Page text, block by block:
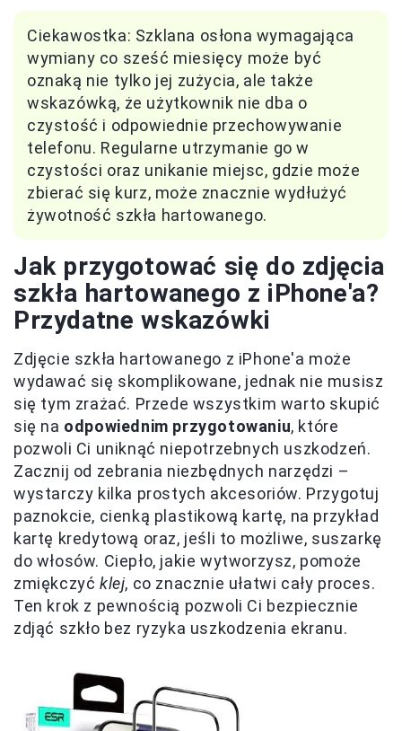
Ciekawostka: Szklana osłona wymagająca
wymiany co sześć miesięcy może być
oznaką nie tylko jej zużycia, ale także
wskazówką, że użytkownik nie dba o
czystość i odpowiednie przechowywanie
telefonu. Regularne utrzymanie go w
czystości oraz unikanie miejsc, gdzie może
zbierać się kurz, może znacznie wydłużyć
żywotność szkła hartowanego.
Jak przygotować się do zdjęcia
szkła hartowanego z iPhone'a?
Przydatne wskazówki
Zdjęcie szkła hartowanego z iPhone'a może
wydawać się skomplikowane, jednak nie musisz
się tym zrażać. Przede wszystkim warto skupić
się na odpowiednim przygotowaniu, które
pozwoli Ci uniknąć niepotrzebnych uszkodzeń.
Zacznij od zebrania niezbędnych narzędzi –
wystarczy kilka prostych akcesoriów. Przygotuj
paznokcie, cienką plastikową kartę, na przykład
kartę kredytową oraz, jeśli to możliwe, suszarkę
do włosów. Ciepło, jakie wytworzysz, pomoże
zmiękczyć klej, co znacznie ułatwi cały proces.
Ten krok z pewnością pozwoli Ci bezpiecznie
zdjąć szkło bez ryzyka uszkodzenia ekranu.